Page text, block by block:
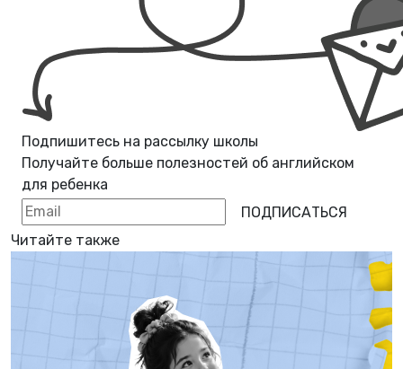
Подпишитесь на рассылку школы
Получайте больше полезностей об английском
для ребенка
ПОДПИСАТЬСЯ
Читайте также